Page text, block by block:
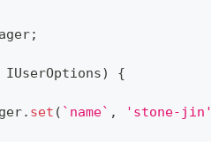
;
IUserOptions)
{
. set ( ` name` , 'stone-jin'